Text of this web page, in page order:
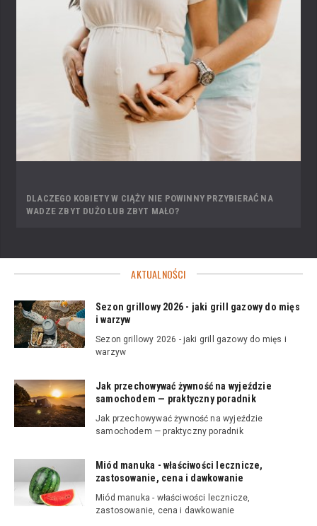
DLACZEGO KOBIETY W CIĄŻY NIE POWINNY PRZYBIERAĆ NA
WADZE ZBYT DUŻO LUB ZBYT MAŁO?
AKTUALNOŚCI
Sezon grillowy 2026 - jaki grill gazowy do mięs
i warzyw
Sezon grillowy 2026 - jaki grill gazowy do mięs i
warzyw
Jak przechowywać żywność na wyjeździe
samochodem — praktyczny poradnik
Jak przechowywać żywność na wyjeździe
samochodem — praktyczny poradnik
Miód manuka - właściwości lecznicze,
zastosowanie, cena i dawkowanie
Miód manuka - właściwości lecznicze,
zastosowanie, cena i dawkowanie